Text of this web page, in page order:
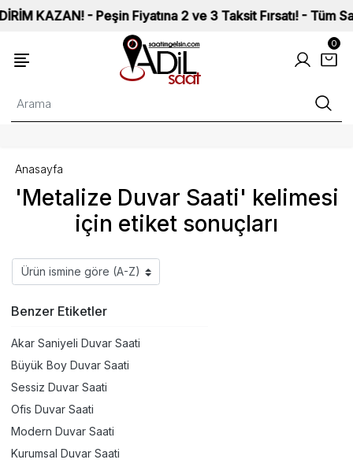
KAZAN! - Peşin Fiyatına 2 ve 3 Taksit Fırsatı! - Tüm
0
'Metalize Duvar Saati' kelimesi
için etiket sonuçları
Anasayfa
Benzer Etiketler
Akar Saniyeli Duvar Saati
Büyük Boy Duvar Saati
Sessiz Duvar Saati
Ofis Duvar Saati
Modern Duvar Saati
Kurumsal Duvar Saati